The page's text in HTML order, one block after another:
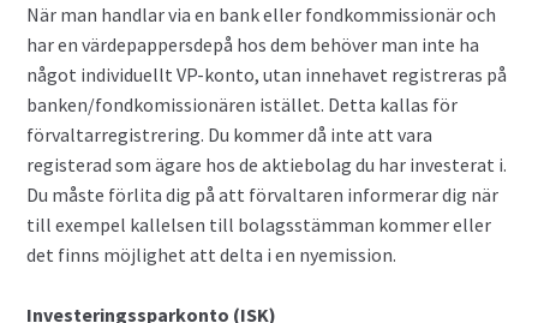
När man handlar via en bank eller fondkommissionär och
har en värdepappersdepå hos dem behöver man inte ha
något individuellt VP-konto, utan innehavet registreras på
banken/fondkomissionären istället. Detta kallas för
förvaltarregistrering. Du kommer då inte att vara
registerad som ägare hos de aktiebolag du har investerat i.
Du måste förlita dig på att förvaltaren informerar dig när
till exempel kallelsen till bolagsstämman kommer eller
det finns möjlighet att delta i en nyemission.
Investeringssparkonto (ISK)